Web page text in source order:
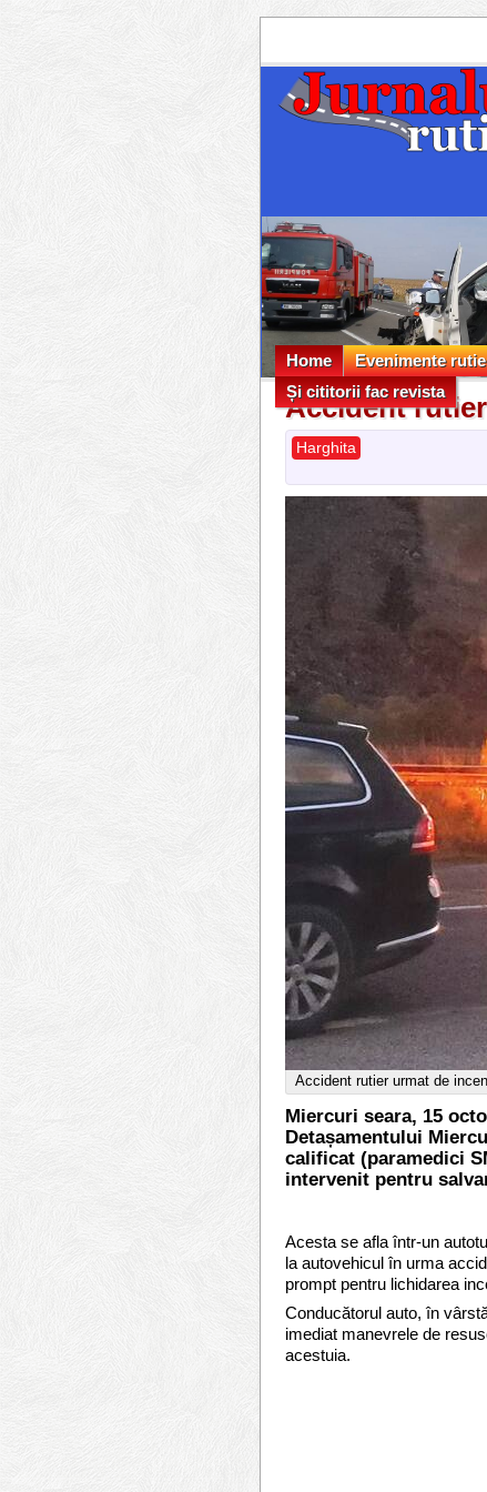
Home Evenimente
Evenimente
Și cititorii fac revista
Și cititorii fac revista
Accident
Harghita
Accident rutier urmat de
Miercuri seara, 15
Detașamentului
calificat (paramedici
intervenit pentru
Acesta se afla într-un
la autovehicul în urma
prompt pentru lichidarea
Conducătorul auto, în
imediat manevrele de
acestuia.